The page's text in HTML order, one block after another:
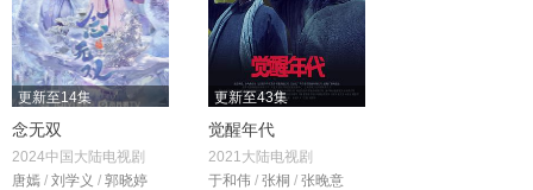
更新至14集
念无双
2024中国大陆电视剧
唐嫣 / 刘学义 / 郭晓婷
更新至43集
觉醒年代
2021大陆电视剧
于和伟 / 张桐 / 张晚意